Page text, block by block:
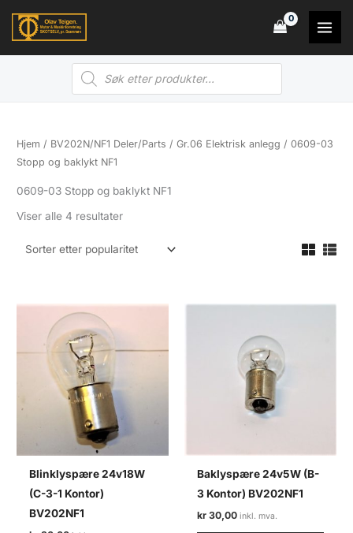
Products
search
Hjem / BV202N/NF1 Deler/Parts /Gr.06 Elektrisk anlegg / 0609-03
Stopp og baklykt NF1
0609-03 Stopp og baklykt NF1
Viser alle 4 resultaterSortert
Blinklyspære 24v18W
(C-3-1 Kontor)
BV202NF1
Baklyspære 24v5W (B-
3 Kontor) BV202NF1
kr 30,00